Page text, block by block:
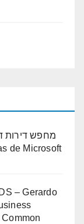
מחפש דירות
de Microsoft
– Gerardo